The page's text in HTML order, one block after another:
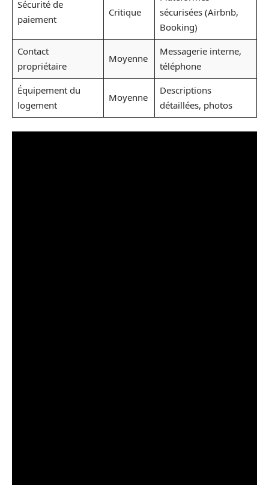
Sécurité de
paiement
Critique
sécurisées (Airbnb,
Booking)
Contact
propriétaire
Moyenne
Messagerie interne,
téléphone
Équipement du
logement
Moyenne
Descriptions
détaillées, photos